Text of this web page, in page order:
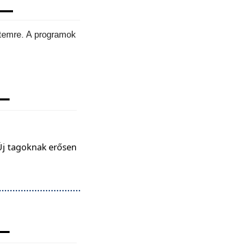
A programok
tagoknak erősen